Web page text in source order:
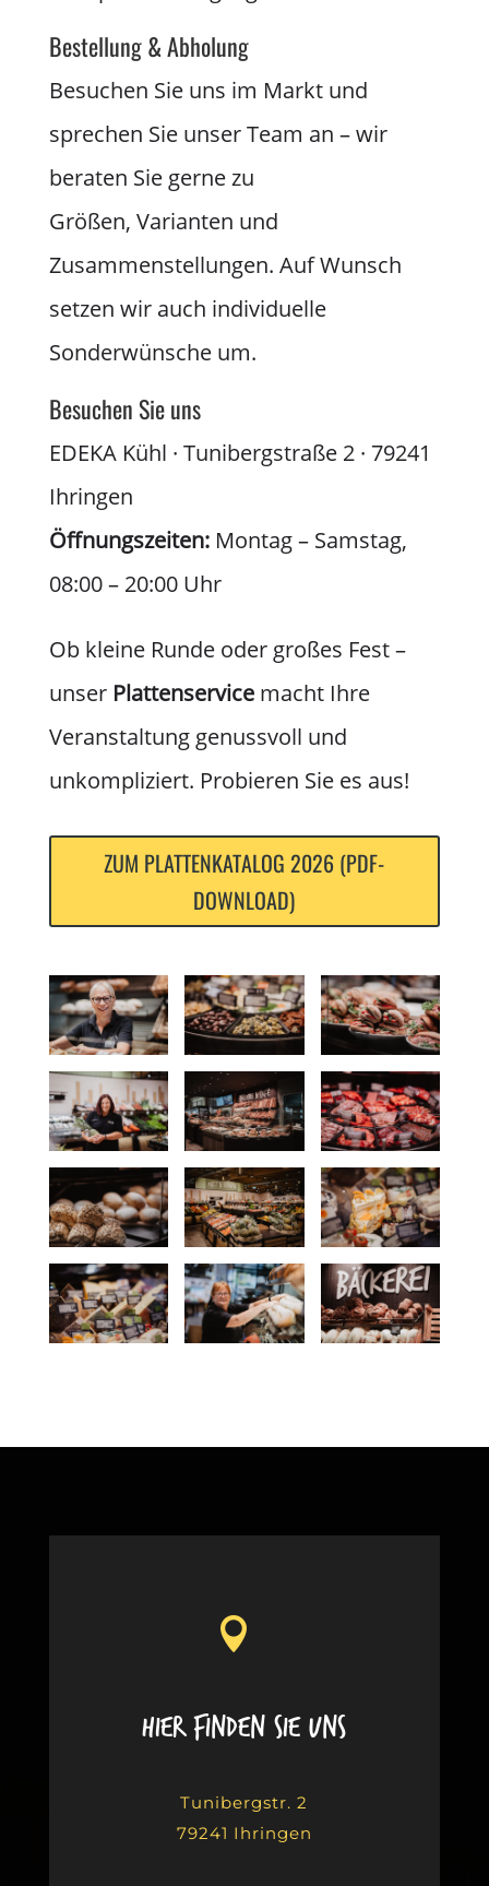
Bestellung & Abholung
Besuchen Sie uns im Markt und
sprechen Sie unser Team an – wir
beraten Sie gerne zu
Größen, Varianten und
Zusammenstellungen. Auf Wunsch
setzen wir auch individuelle
Sonderwünsche um.
Besuchen Sie uns
EDEKA Kühl · Tunibergstraße 2 · 79241
Ihringen
Öffnungszeiten:Montag – Samstag,
08:00 – 20:00 Uhr
Ob kleine Runde oder großes Fest –
unser Plattenservicemacht Ihre
Veranstaltung genussvoll und
unkompliziert. Probieren Sie es aus!
ZUM PLATTENKATALOG 2026 (PDF-
DOWNLOAD)
Hier finden Sie uns
Tunibergstr. 2
79241 Ihringen